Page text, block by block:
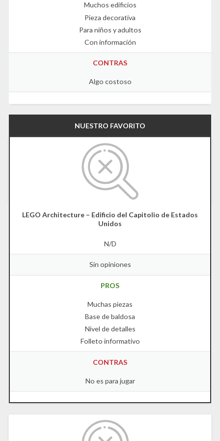
Muchos edificios
Pieza decorativa
Para niños y adultos
Con información
CONTRAS
Algo costoso
NUESTRO FAVORITO
LEGO Architecture – Edificio del Capitolio de Estados
Unidos
N/D
Sin opiniones
PROS
Muchas piezas
Base de baldosa
Nivel de detalles
Folleto informativo
CONTRAS
No es para jugar